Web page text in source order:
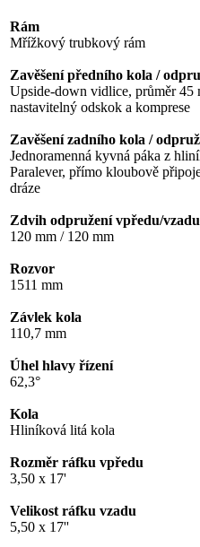
Rám
Mřížkový trubkový rám
Zavěšení předního kola /
Upside-down vidlice, průměr 45
nastavitelný odskok a komprese
Zavěšení zadního kola /
Jednoramenná kyvná páka z
Paralever, přímo kloubově
dráze
Zdvih odpružení vpředu/vzadu
120 mm / 120 mm
Rozvor
1511 mm
Závlek kola
110,7 mm
Úhel hlavy řízení
62,3°
Kola
Hliníková litá kola
Rozměr ráfku vpředu
3,50 x 17'
Velikost ráfku vzadu
5,50 x 17''